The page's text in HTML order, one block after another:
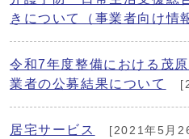
きについて（事業者向け情
令和7年度整備における茂
業者の公募結果について
居宅サービス [2021年5月